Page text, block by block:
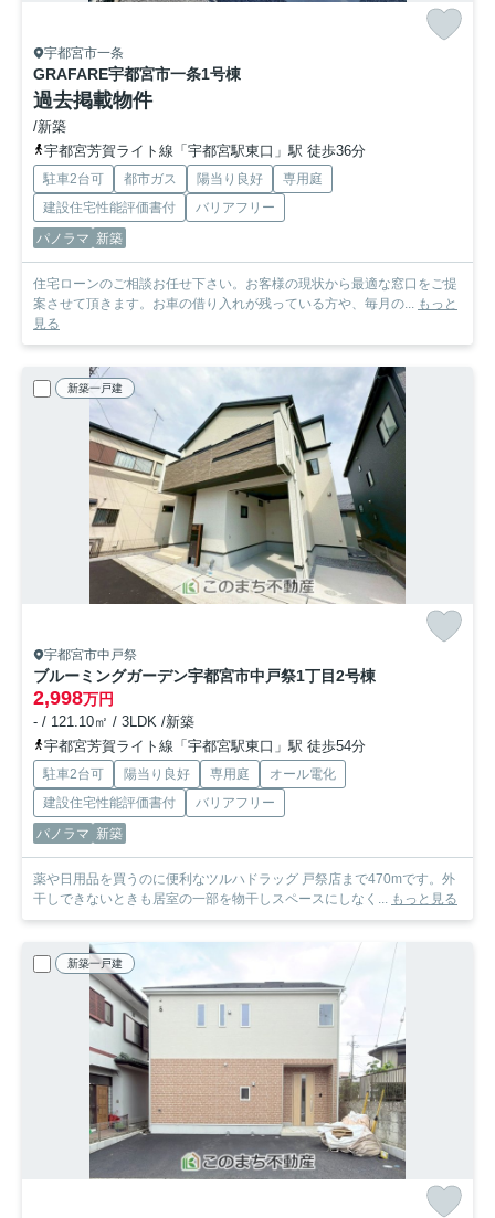
宇都宮市一条
GRAFARE宇都宮市一条1号棟
過去掲載物件
/新築
宇都宮芳賀ライト線「宇都宮駅東口」駅 徒歩36分
駐車2台可 都市ガス 陽当り良好
専用庭
建設住宅性能評価書付
バリアフリー
パノラマ 新築
住宅ローンのご相談お任せ下さい。お客様の現状から最適な窓口をご提
案させて頂きます。お車の借り入れが残っている方や、毎月の... もっと
見る
新築一戸建
宇都宮市中戸祭
ブルーミングガーデン宇都宮市中戸祭1丁目2号棟
2,998万円
- / 121.10㎡ / 3LDK /新築
宇都宮芳賀ライト線「宇都宮駅東口」駅 徒歩54分
駐車2台可 陽当り良好 専用庭
オール電化
建設住宅性能評価書付
バリアフリー
パノラマ 新築
薬や日用品を買うのに便利なツルハドラッグ 戸祭店まで470mです。外
干しできないときも居室の一部を物干しスペースにしなく... もっと見る
新築一戸建